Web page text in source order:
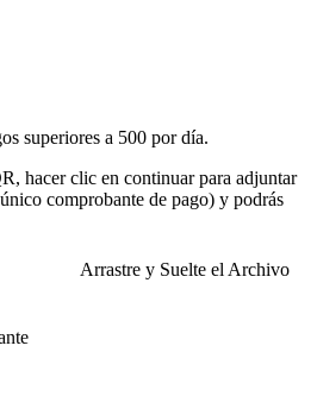
superiores a 500 por día.
hacer clic en continuar para adjuntar
comprobante de pago) y podrás
Arrastre y Suelte el Archivo